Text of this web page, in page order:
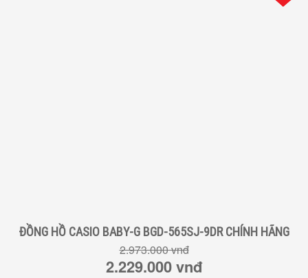
ĐỒNG HỒ CASIO BABY-G BGD-565SJ-9DR CHÍNH HÃNG
2.973.000 vnđ
2.229.000 vnđ